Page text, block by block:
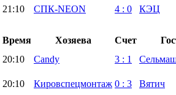
21:10 СПК-NEON 4 : 0
КЭЦ
Время Хозяева Счет
20:10 Candy 3 : 1
20:10 Кировспецмонтаж 0 : 3
Вятич